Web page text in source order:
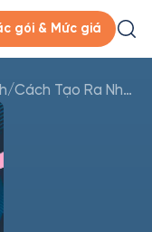
gói & Mức giá
/ Cách Tạo Ra Những Sản Phẩm Trường Tồn